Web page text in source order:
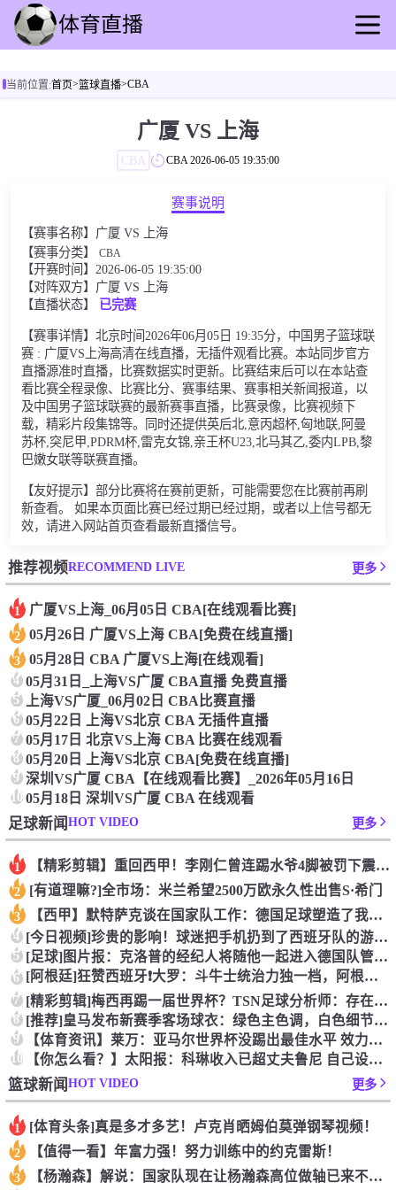
足球直播
篮球新闻
其他转播
当前位置:首页>篮球直播>CBA
广厦 VS 上海
CBA CBA 2026-06-05 19:35:00
赛事说明
【赛事名称】广厦 VS 上海
【赛事分类】 CBA
【开赛时间】2026-06-05 19:35:00
【对阵双方】广厦 VS 上海
【直播状态】
已完赛
【赛事详情】北京时间2026年06月05日 19:35分，中国男子篮球联
赛 : 广厦VS上海高清在线直播，无插件观看比赛。本站同步官方
直播源准时直播，比赛数据实时更新。比赛结束后可以在本站查
看比赛全程录像、比赛比分、赛事结果、赛事相关新闻报道，以
及中国男子篮球联赛的最新赛事直播，比赛录像，比赛视频下
载，精彩片段集锦等。同时还提供英后北,意丙超杯,匈地联,阿曼
苏杯,突尼甲,PDRM杯,雷克女锦,亲王杯U23,北马其乙,委内LPB,黎
巴嫩女联等联赛直播。
【友好提示】部分比赛将在赛前更新，可能需要您在比赛前再刷
新查看。 如果本页面比赛已经过期已经过期，或者以上信号都无
效，请进入网站首页查看最新直播信号。
推荐视频RECOMMEND LIVE 更多
1 广厦VS上海_06月05日 CBA[在线观看比赛]
2 05月26日 广厦VS上海 CBA[免费在线直播]
3 05月28日 CBA 广厦VS上海[在线观看]
4 05月31日_上海VS广厦 CBA直播 免费直播
5 上海VS广厦_06月02日 CBA比赛直播
6 05月22日 上海VS北京 CBA 无插件直播
7 05月17日 北京VS上海 CBA 比赛在线观看
8 05月20日 上海VS北京 CBA[免费在线直播]
9 深圳VS广厦 CBA【在线观看比赛】_2026年05月16日
1005月18日 深圳VS广厦 CBA 在线观看
足球新闻HOT VIDEO 更多
1 【精彩剪辑】重回西甲！李刚仁曾连踢水爷4脚被罚下震惊足坛
2 [有道理嘛?]全市场：米兰希望2500万欧永久性出售S·希门
3 【西甲】默特萨克谈在国家队工作：德国足球塑造了我的人生，感谢
4 [今日视频]珍贵的影响！球迷把手机扔到了西班牙队的游行大巴上
5 [足球]图片报：克洛普的经纪人将随他一起进入德国队管理团队
6 [阿根廷]狂赞西班牙❗大罗：斗牛士统治力独一档，阿根廷有梅西
7 [精彩剪辑]梅西再踢一届世界杯？TSN足球分析师：存在可能性
8 [推荐]皇马发布新赛季客场球衣：绿色主色调，白色细节+经典肩
9 【体育资讯】莱万：亚马尔世界杯没踢出最佳水平 效力过巴萨后就
10 【你怎么看？】太阳报：科琳收入已超丈夫鲁尼 自己设计服装8岁
篮球新闻HOT VIDEO 更多
1 [体育头条]真是多才多艺！卢克肖晒姆伯莫弹钢琴视频！
2 【值得一看】年富力强！努力训练中的约克雷斯！
3 【杨瀚森】解说：国家队现在让杨瀚森高位做轴已来不及了 多打打